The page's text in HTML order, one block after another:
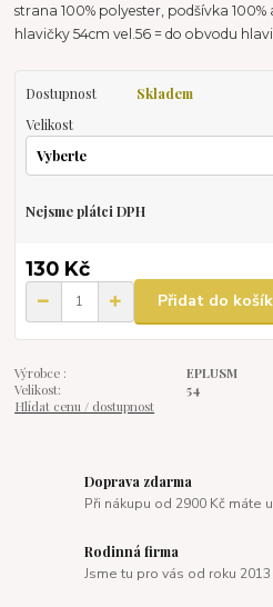
strana 100% polyester, podšívka 100%
hlavičky 54cm vel.56 = do obvodu
Dostupnost
Skladem
Velikost
Nejsme plátci DPH
130 Kč
Přidat do
Výrobce :
EPLUSM
Velikost:
54
Hlídat cenu / dostupnost
Doprava zdarma
Při nákupu od 2900 Kč máte
Rodinná firma
Jsme tu pro vás od roku